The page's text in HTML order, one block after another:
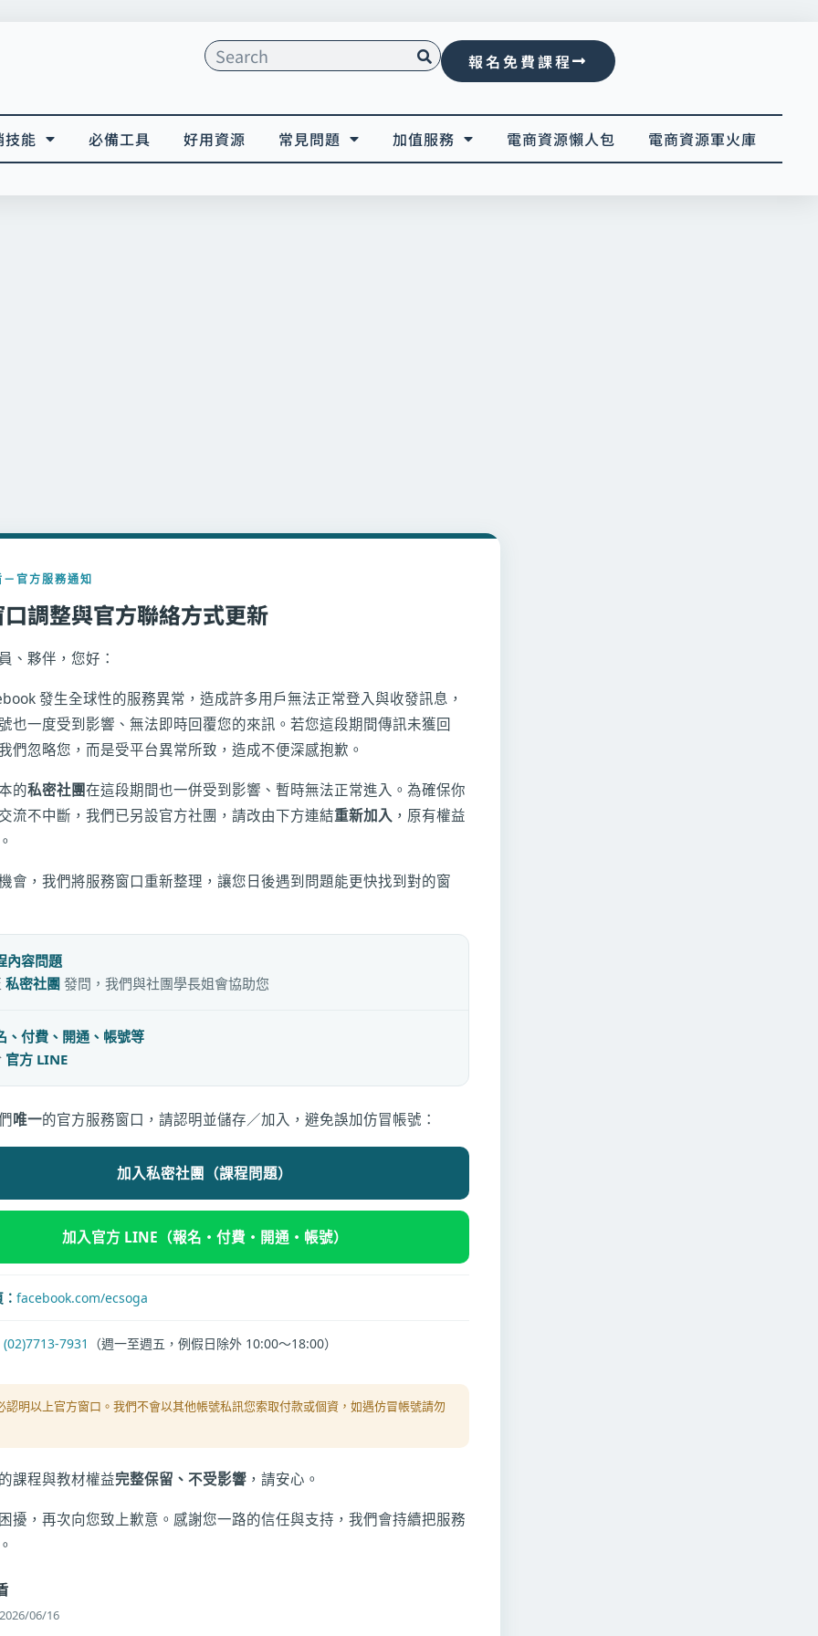
搜
尋
報名免費課程
技能 必備工具 好用資源 常見問題 加值服務 電商資源懶人包 電商資源軍火庫
官方服務通知
調整與官方聯絡方式更新
、夥伴，您好：
發生全球性的服務異常，造成許多用戶無法正常登入與收發訊息，
也一度受到影響、無法即時回覆您的來訊。若您這段期間傳訊未獲回
們忽略您，而是受平台異常所致，造成不便深感抱歉。
的私密社團在這段期間也一併受到影響、暫時無法正常進入。為確保你
流不中斷，我們已另設官方社團，請改由下方連結重新加入 ，原有權益
會，我們將服務窗口重新整理，讓您日後遇到問題能更快找到對的窗
內容問題
私密社團 發問，我們與社團學長姐會協助您
、付費、開通、帳號等
官方 LINE
唯一的官方服務窗口，請認明並儲存／加入，避免誤加仿冒帳號：
加入私密社團（課程問題）
加入官方 LINE（報名・付費・開通・帳號）
facebook.com/ecsoga
(02)7713-7931 （週一至週五，例假日除外 10:00～18:00）
認明以上官方窗口。我們不會以其他帳號私訊您索取付款或個資，如遇仿冒帳號請勿
課程與教材權益完整保留、不受影響 ，請安心。
擾，再次向您致上歉意。感謝您一路的信任與支持，我們會持續把服務
06/16